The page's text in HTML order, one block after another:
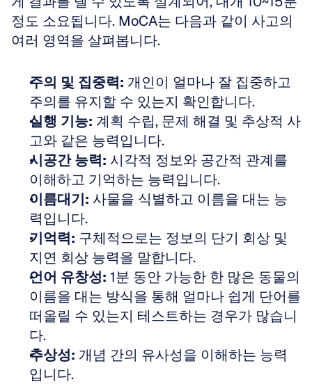
정도 소요됩니다. MoCA는 다음과 같이 사고의
여러 영역을 살펴봅니다.
주의 및 집중력: 개인이 얼마나 잘 집중하고
주의를 유지할 수 있는지 확인합니다.
실행 기능: 계획 수립, 문제 해결 및 추상적 사
고와 같은 능력입니다.
시공간 능력: 시각적 정보와 공간적 관계를
이해하고 기억하는 능력입니다.
이름대기: 사물을 식별하고 이름을 대는 능
력입니다.
기억력: 구체적으로는 정보의 단기 회상 및
지연 회상 능력을 말합니다.
언어 유창성: 1분 동안 가능한 한 많은 동물의
이름을 대는 방식을 통해 얼마나 쉽게 단어를
떠올릴 수 있는지 테스트하는 경우가 많습니
다.
추상성: 개념 간의 유사성을 이해하는 능력
입니다.